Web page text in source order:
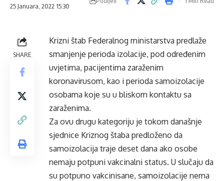
25 Januara, 2022 15:30
SHARE
Krizni štab Federalnog ministarstva predlaže
smanjenje perioda izolacije, pod određenim
uvjetima, pacijentima zaraženim
koronavirusom, kao i perioda samoizolacije
osobama koje su u bliskom kontaktu sa
zaraženima.
Za ovu drugu kategoriju je tokom današnje
sjednice Kriznog štaba predloženo da
samoizolacija traje deset dana ako osobe
nemaju potpuni vakcinalni status. U slučaju da
su potpuno vakcinisane, samoizolacije nema